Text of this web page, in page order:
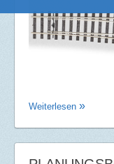
Weiterlesen